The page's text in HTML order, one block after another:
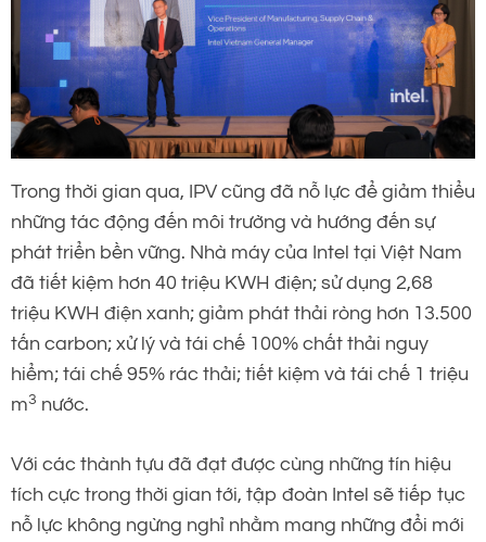
Trong thời gian qua, IPV cũng đã nỗ lực để giảm thiểu
những tác động đến môi trường và hướng đến sự
phát triển bền vững. Nhà máy của Intel tại Việt Nam
đã tiết kiệm hơn 40 triệu KWH điện; sử dụng 2,68
triệu KWH điện xanh; giảm phát thải ròng hơn 13.500
tấn carbon; xử lý và tái chế 100% chất thải nguy
hiểm; tái chế 95% rác thải; tiết kiệm và tái chế 1 triệu
m3 nước.
Với các thành tựu đã đạt được cùng những tín hiệu
tích cực trong thời gian tới, tập đoàn Intel sẽ tiếp tục
nỗ lực không ngừng nghỉ nhằm mang những đổi mới